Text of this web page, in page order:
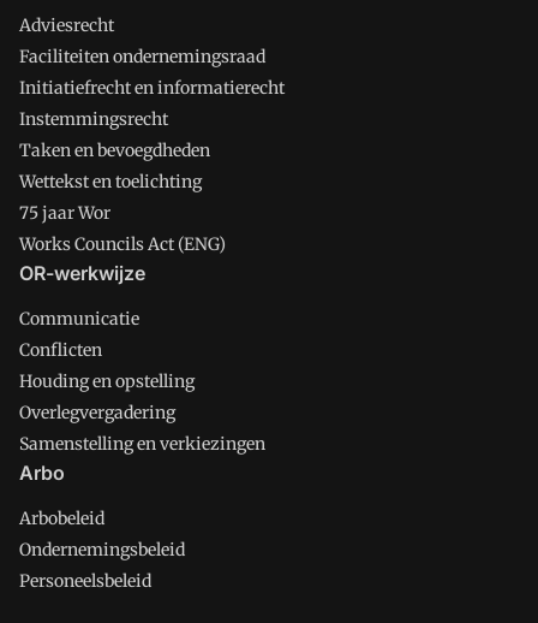
Adviesrecht
Faciliteiten ondernemingsraad
Initiatiefrecht en informatierecht
Instemmingsrecht
Taken en bevoegdheden
Wettekst en toelichting
75 jaar Wor
Works Councils Act (ENG)
OR-werkwijze
Communicatie
Conflicten
Houding en opstelling
Overlegvergadering
Samenstelling en verkiezingen
Arbo
Arbobeleid
Ondernemingsbeleid
Personeelsbeleid